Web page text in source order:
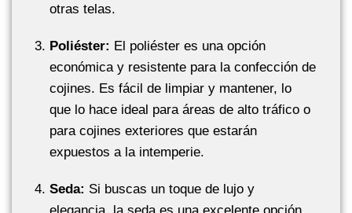
otras telas.
Poliéster: El poliéster es una opción
económica y resistente para la confección de
cojines. Es fácil de limpiar y mantener, lo
que lo hace ideal para áreas de alto tráfico o
para cojines exteriores que estarán
expuestos a la intemperie.
Seda: Si buscas un toque de lujo y